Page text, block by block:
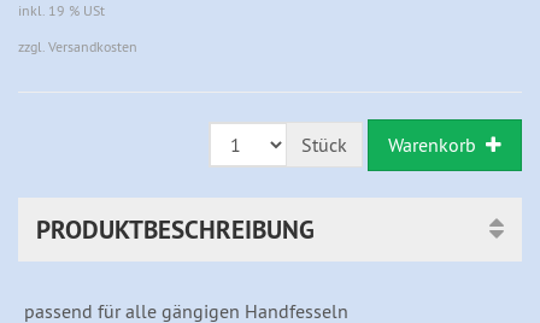
inkl. 19 % USt
zzgl. Versandkosten
Stück Warenkorb
PRODUKTBESCHREIBUNG
passend für alle gängigen Handfesseln